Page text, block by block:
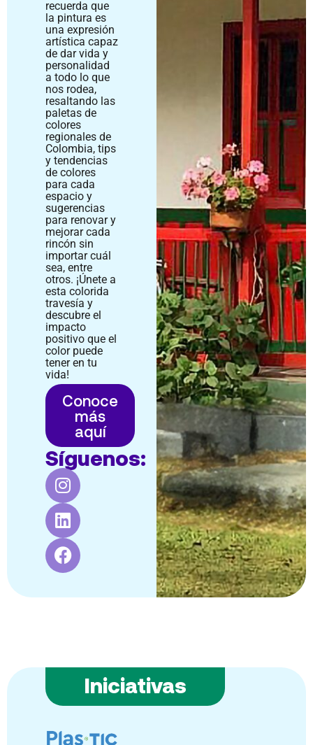
recuerda que
la pintura es
una expresión
artística capaz
de dar vida y
personalidad
a todo lo que
nos rodea,
resaltando las
paletas de
colores
regionales de
Colombia, tips
y tendencias
de colores
para cada
espacio y
sugerencias
para renovar y
mejorar cada
rincón sin
importar cuál
sea, entre
otros. ¡Únete a
esta colorida
travesía y
descubre el
impacto
positivo que el
color puede
tener en tu
vida!
Conoce
más
aquí
Síguenos:
Iniciativas